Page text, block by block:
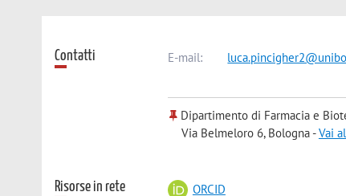
Contatti E-mail:
Dipartimento di Farmacia e
Via Belmeloro 6, Bologna -Vai
Risorse in rete ORCID